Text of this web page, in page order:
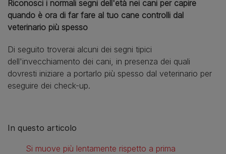
Riconosci i normali segni dell'età nei cani per capire
quando è ora di far fare al tuo cane controlli dal
veterinario più spesso
Di seguito troverai alcuni dei segni tipici
dell'invecchiamento dei cani, in presenza dei quali
dovresti iniziare a portarlo più spesso dal veterinario per
eseguire dei check-up.
In questo articolo
Si muove più lentamente rispetto a prima